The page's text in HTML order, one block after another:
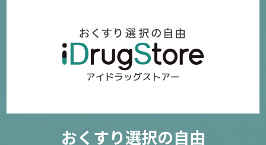
おくすり選択の自由